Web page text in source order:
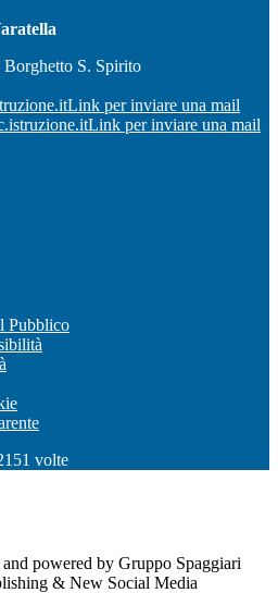
S. Spirito
Link per inviare una mail
Link per inviare una mail
Pubblico
volte
powered by Gruppo Spaggiari
& New Social Media